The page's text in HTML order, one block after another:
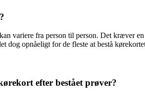
variere fra person til person. Det kræver
opnåeligt for de fleste at bestå
efter bestået prøver?